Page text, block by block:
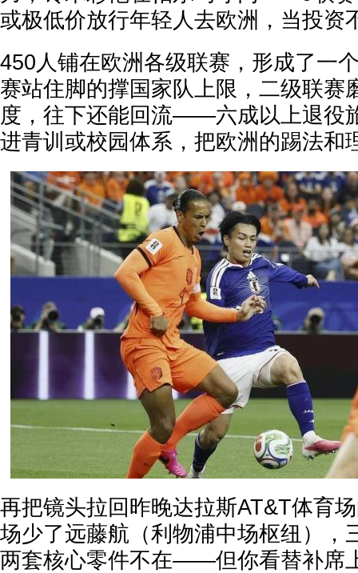
或极低价放行年轻人去欧洲，当投资
450人铺在欧洲各级联赛，形成了一
赛站住脚的撑国家队上限，二级联赛
度，往下还能回流——六成以上退役
进青训或校园体系，把欧洲的踢法和
再把镜头拉回昨晚达拉斯AT&T体育
场少了远藤航（利物浦中场枢纽），
两套核心零件不在——但你看替补席